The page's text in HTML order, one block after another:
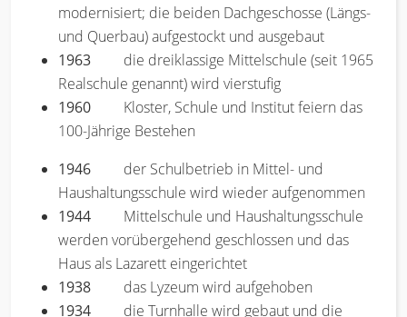
modernisiert; die beiden Dachgeschosse (Längs-
und Querbau) aufgestockt und ausgebaut
1963 die dreiklassige Mittelschule (seit 1965
Realschule genannt) wird vierstufig
1960 Kloster, Schule und Institut feiern das
100-Jährige Bestehen
1946 der Schulbetrieb in Mittel- und
Haushaltungsschule wird wieder aufgenommen
1944 Mittelschule und Haushaltungsschule
werden vorübergehend geschlossen und das
Haus als Lazarett eingerichtet
1938 das Lyzeum wird aufgehoben
1934 die Turnhalle wird gebaut und die